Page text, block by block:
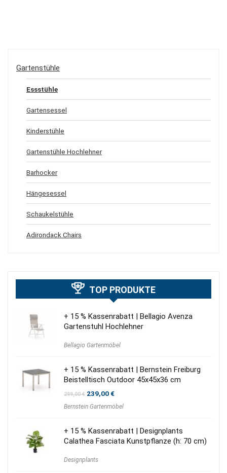
Gartenstühle
Essstühle
Gartensessel
Kinderstühle
Gartenstühle Hochlehner
Barhocker
Hängesessel
Schaukelstühle
Adirondack Chairs
TOP PRODUKTE
+ 15 % Kassenrabatt | Bellagio Avenza
Gartenstuhl Hochlehner
Bellagio Gartenmöbel
+ 15 % Kassenrabatt | Bernstein Freiburg
Beistelltisch Outdoor 45x45x36 cm
299,00€ Ursprünglicher
war:
239,00€Aktueller
ist:
Bernstein Gartenmöbel
+ 15 % Kassenrabatt | Designplants
Calathea Fasciata Kunstpflanze (h: 70 cm)
Designplants